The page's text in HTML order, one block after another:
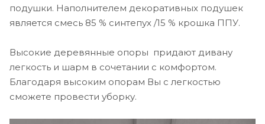
подушки. Наполнителем декоративных подушек
является смесь 85 % синтепух /15 % крошка ППУ.
Высокие деревянные опоры придают дивану
легкость и шарм в сочетании с комфортом.
Благодаря высоким опорам Вы с легкостью
сможете провести уборку.